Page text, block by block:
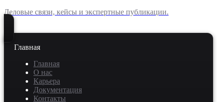
Деловые связи, кейсы и экспертные публикации.
Главная
Главная
О нас
Карьера
Документация
Контакты